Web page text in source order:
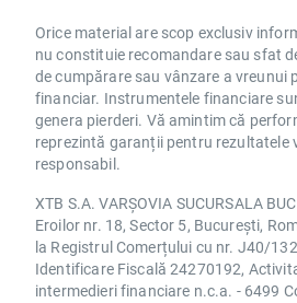
Orice material are scop exclusiv
nu constituie recomandare sau sfat
de cumpărare sau vânzare a vreunui
financiar. Instrumentele financiare
genera pierderi. Vă amintim că
reprezintă garanții pentru rezultatele
responsabil.
XTB S.A. VARȘOVIA SUCURSALA
Eroilor nr. 18, Sector 5, București,
la Registrul Comerțului cu nr. J40/
Identificare Fiscală 24270192,
intermedieri financiare n.c.a. - 6499